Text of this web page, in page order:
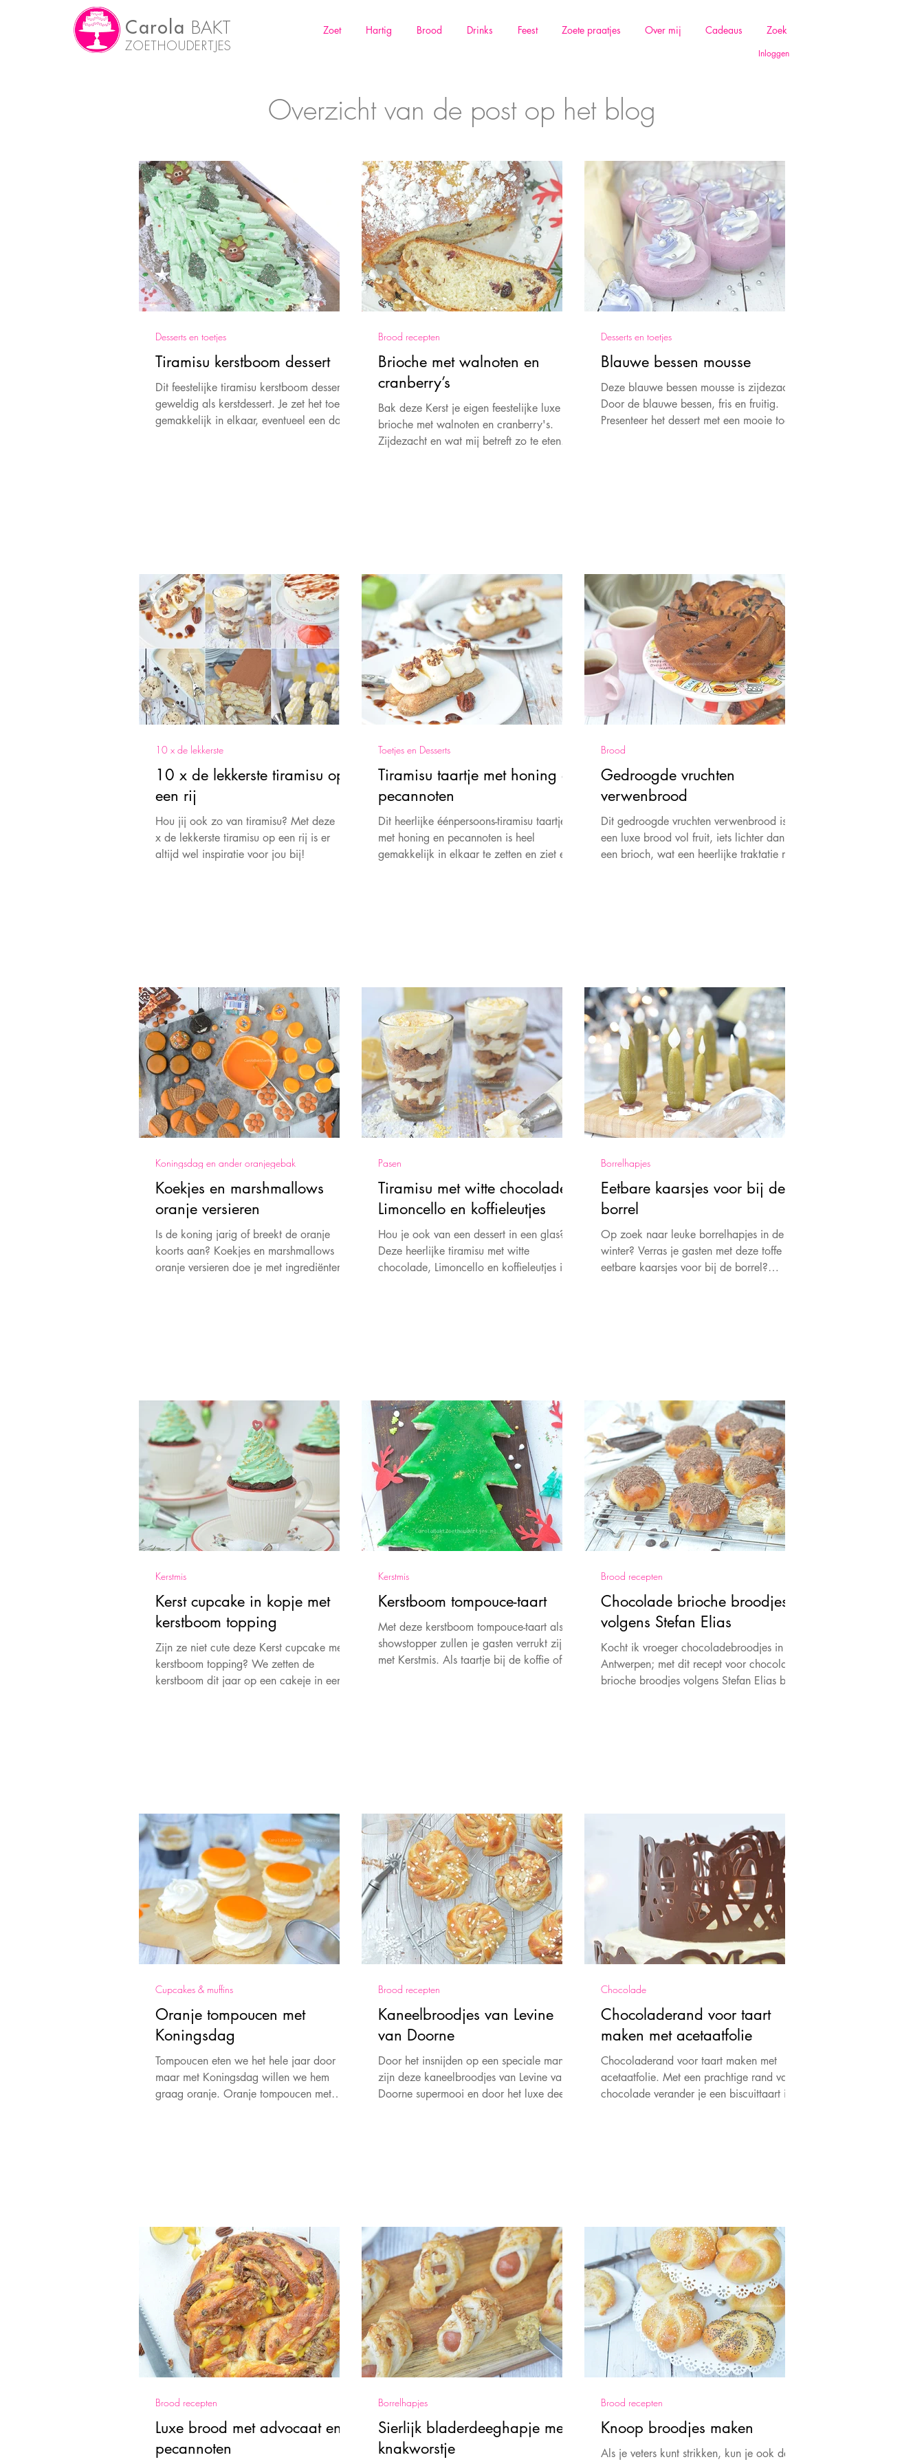
Carola BAKT
ZOETHOUDERTJES
Zoet Hartig Brood Drinks Feest Zoete praatjes Over mij Cadeaus Zoek
Inloggen
Overzicht van de post op het blog
Tiramisu kerstboom dessert
Dit feestelijke tiramisu kerstboom dessert is
geweldig als kerstdessert. Je zet het toetje
gemakkelijk in elkaar, eventueel een dag
Desserts en toetjes
Brioche met walnoten en
cranberry’s
Bak deze Kerst je eigen feestelijke luxe
brioche met walnoten en cranberry's.
Zijdezacht en wat mij betreft zo te eten.
Brood recepten
Blauwe bessen mousse
Deze blauwe bessen mousse is zijdezacht.
Door de blauwe bessen, fris en fruitig.
Presenteer het dessert met een mooie toef
Desserts en toetjes
10 x de lekkerste tiramisu op
een rij
Hou jij ook zo van tiramisu? Met deze 10
x de lekkerste tiramisu op een rij is er
altijd wel inspiratie voor jou bij!
10 x de lekkerste
Tiramisu taartje met honing en
pecannoten
Dit heerlijke éénpersoons-tiramisu taartje
met honing en pecannoten is heel
gemakkelijk in elkaar te zetten en ziet er
Toetjes en Desserts
Gedroogde vruchten
verwenbrood
Dit gedroogde vruchten verwenbrood is
een luxe brood vol fruit, iets lichter dan
een brioch, wat een heerlijke traktatie met
Brood
Koekjes en marshmallows
oranje versieren
Is de koning jarig of breekt de oranje
koorts aan? Koekjes en marshmallows
oranje versieren doe je met ingrediënten
Koningsdag en ander oranjegebak
Tiramisu met witte chocolade,
Limoncello en koffieleutjes
Hou je ook van een dessert in een glas?
Deze heerlijke tiramisu met witte
chocolade, Limoncello en koffieleutjes is
Pasen
Eetbare kaarsjes voor bij de
borrel
Op zoek naar leuke borrelhapjes in de
winter? Verras je gasten met deze toffe
eetbare kaarsjes voor bij de borrel?
Borrelhapjes
Kerst cupcake in kopje met
kerstboom topping
Zijn ze niet cute deze Kerst cupcake met
kerstboom topping? We zetten de
kerstboom dit jaar op een cakeje in een
Kerstmis
Kerstboom tompouce-taart
Met deze kerstboom tompouce-taart als
showstopper zullen je gasten verrukt zijn
met Kerstmis. Als taartje bij de koffie of na
Kerstmis
Chocolade brioche broodjes
volgens Stefan Elias
Kocht ik vroeger chocoladebroodjes in
Antwerpen; met dit recept voor chocolade
brioche broodjes volgens Stefan Elias bak
Brood recepten
Oranje tompoucen met
Koningsdag
Tompoucen eten we het hele jaar door
maar met Koningsdag willen we hem
graag oranje. Oranje tompoucen met
Cupcakes & muffins
Kaneelbroodjes van Levine
van Doorne
Door het insnijden op een speciale manier
zijn deze kaneelbroodjes van Levine van
Doorne supermooi en door het luxe deeg
Brood recepten
Chocoladerand voor taart
maken met acetaatfolie
Chocoladerand voor taart maken met
acetaatfolie. Met een prachtige rand van
chocolade verander je een biscuittaart in
Chocolade
Luxe brood met advocaat en
pecannoten
Brood recepten
Sierlijk bladerdeeghapje met
knakworstje
Borrelhapjes
Knoop broodjes maken
Als je veters kunt strikken, kun je ook deze
Brood recepten